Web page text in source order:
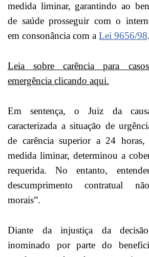
medida liminar, garantindo ao
de saúde prosseguir com o
em consonância com a Lei 9656/98.
Leia sobre carência para
emergência clicando aqui.
Em sentença, o Juiz da
caracterizada a situação de
de carência superior a 24
medida liminar, determinou a
requerida. No entanto,
descumprimento contratual
morais”.
Diante da injustiça da
inominado por parte do